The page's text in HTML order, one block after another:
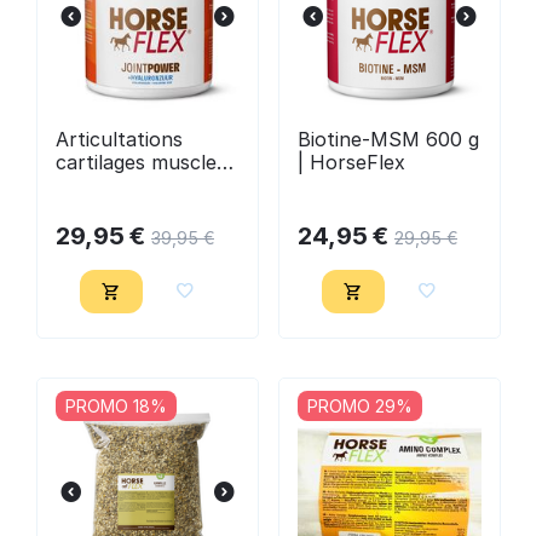
Articultations
cartilages muscles
550 g | Horseflex
29,95 € 39,95 €
Biotine-MSM 600 g
| HorseFlex
24,95 € 29,95 €
PROMO 18% PROMO 29%